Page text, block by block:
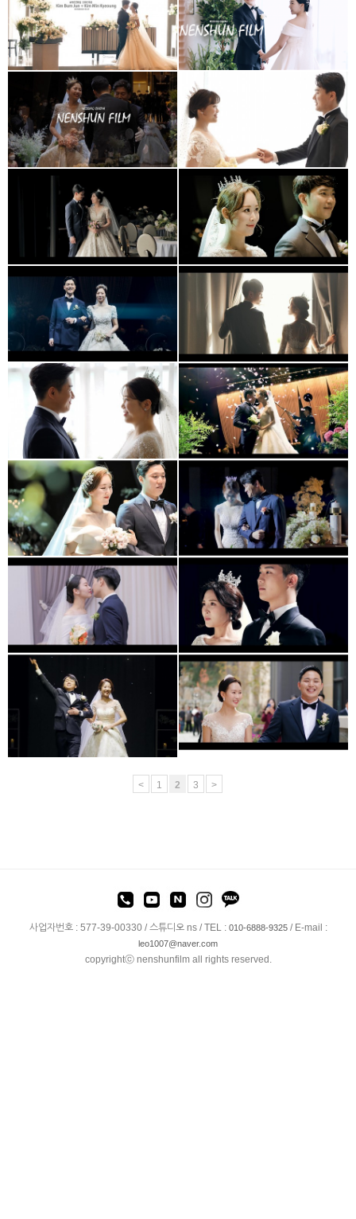
메리다웨딩컨벤션
(대표촬영)
청주메리다웨딩컨베션
(대표촬영)
아모르아트웨딩컨벤션
(부대표촬영)
대전 루이비스웨딩컨벤션
청주 더빈웨딩 가드니아홀
(대표촬영)
더빈웨딩컨벤션 (대표촬영)
청주아모르아트 본식영상
(대표촬영)
더빈 웨딩컨벤션
가드니아홀 (대표촬영)
아모르아트웨딩컨벤션
본식영상+식중영상
(대표촬영2인촬영)
아모르아트 웨딩컨벤션(
대표촬영)
더빈웨딩컨벤션
(대표2인촬영)
청주 메리다웨딩컨벤션
(메인실장,2인촬영)
대전 icc웨딩홀
(부대표촬영)
이천 아모르컨벤션 웨딩홀
(부대표촬영)
대전bmk웨딩홀 (대표촬영)
천안 비렌티웨딩홀
(2인메인실장)
< 1 2 3 >
사업자번호 : 577-39-00330 / 스튜디오 ns / TEL : 010-6888-9325/ E-mail :
leo1007@naver.com
copyrightⓒ nenshunfilm all rights reserved.